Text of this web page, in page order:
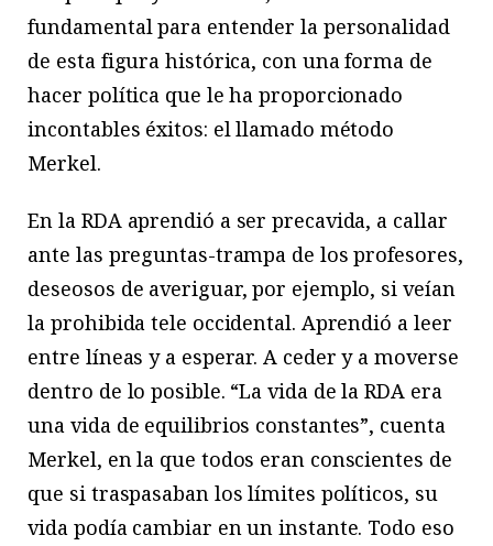
fundamental para entender la personalidad
de esta figura histórica, con una forma de
hacer política que le ha proporcionado
incontables éxitos: el llamado método
Merkel.
En la RDA aprendió a ser precavida, a callar
ante las preguntas-trampa de los profesores,
deseosos de averiguar, por ejemplo, si veían
la prohibida tele occidental. Aprendió a leer
entre líneas y a esperar. A ceder y a moverse
dentro de lo posible. “La vida de la RDA era
una vida de equilibrios constantes”, cuenta
Merkel, en la que todos eran conscientes de
que si traspasaban los límites políticos, su
vida podía cambiar en un instante. Todo eso